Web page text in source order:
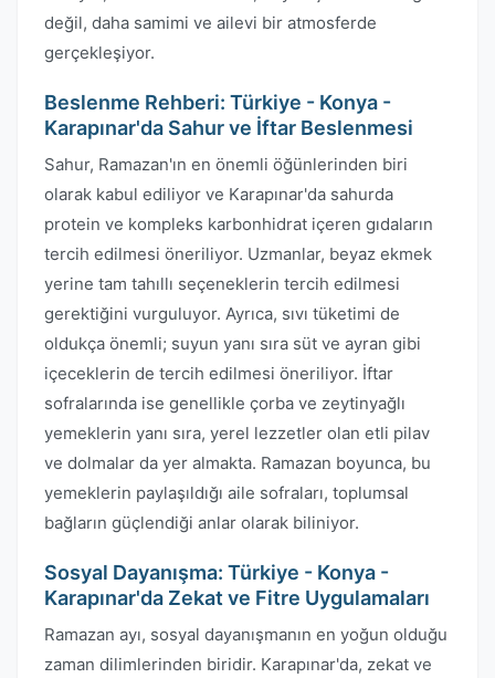
değil, daha samimi ve ailevi bir atmosferde
gerçekleşiyor.
Beslenme Rehberi: Türkiye - Konya -
Karapınar'da Sahur ve İftar Beslenmesi
Sahur, Ramazan'ın en önemli öğünlerinden biri
olarak kabul ediliyor ve Karapınar'da sahurda
protein ve kompleks karbonhidrat içeren gıdaların
tercih edilmesi öneriliyor. Uzmanlar, beyaz ekmek
yerine tam tahıllı seçeneklerin tercih edilmesi
gerektiğini vurguluyor. Ayrıca, sıvı tüketimi de
oldukça önemli; suyun yanı sıra süt ve ayran gibi
içeceklerin de tercih edilmesi öneriliyor. İftar
sofralarında ise genellikle çorba ve zeytinyağlı
yemeklerin yanı sıra, yerel lezzetler olan etli pilav
ve dolmalar da yer almakta. Ramazan boyunca, bu
yemeklerin paylaşıldığı aile sofraları, toplumsal
bağların güçlendiği anlar olarak biliniyor.
Sosyal Dayanışma: Türkiye - Konya -
Karapınar'da Zekat ve Fitre Uygulamaları
Ramazan ayı, sosyal dayanışmanın en yoğun olduğu
zaman dilimlerinden biridir. Karapınar'da, zekat ve